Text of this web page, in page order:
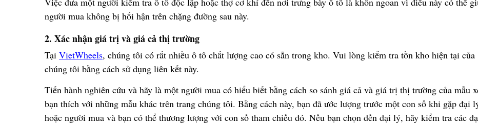
người mua không bị hối hận trên chặng đường sau này.
2. Xác nhận giá trịvà giá cảthịtrường
Tại VietWheels, chúng tôi có rất nhiều ô tô chất lượng cao có sẵn trong kho. Vui lòng kiểm tra tồn kho hiện tại của
chúng tôi bằng cách sửdụng liên kết này.
Tiến hành nghiên cứu và hãy là một người mua có hiểu biết bằng cách so sánh giá cả và giá trị thị trường của mẫu
bạn thích với những mẫu khác trên trang chúng tôi. Bằng cách này, bạn đã ước lượng trước một con số khi gặp đại
hoặc người mua và bạn có thể thương lượng với con số tham chiếu đó. Nếu bạn chọn đến đại lý, hãy kiểm tra các đạ